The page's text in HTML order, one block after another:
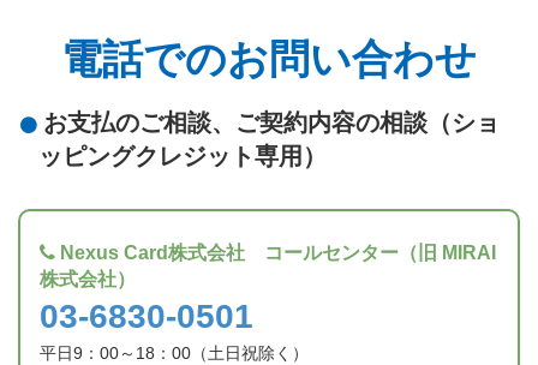
電話でのお問い合わせ
お支払のご相談、ご契約内容の相談（ショ
ッピングクレジット専用）
Nexus Card株式会社 コールセンター（旧 MIRAI
株式会社）
03-6830-0501
平日9：00～18：00（土日祝除く）